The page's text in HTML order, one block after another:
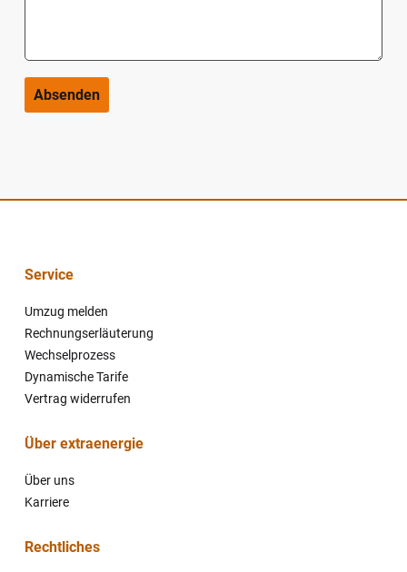
Absenden
Service
Navigation
überspringen
Umzug melden
Rechnungserläuterung
Wechselprozess
Dynamische Tarife
Vertrag widerrufen
Über extraenergie
Navigation
überspringen
Über uns
Karriere
Rechtliches